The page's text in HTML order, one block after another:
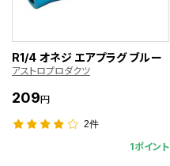
R1/4 オネジ エアプラグ ブルー
アストロプロダクツ
209円
2件
1ポイント